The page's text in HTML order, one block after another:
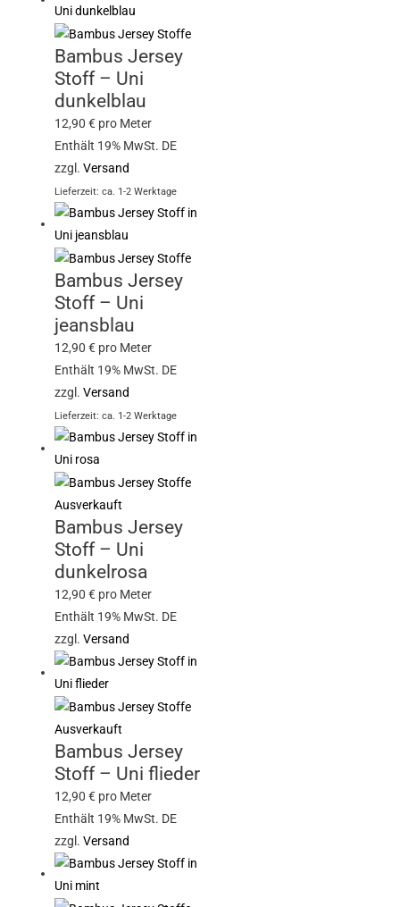
Bambus Jersey
Stoff – Uni
dunkelblau
12,90€ pro Meter
Enthält 19% MwSt. DE
zzgl.Versand
Lieferzeit: ca. 1-2 Werktage
Bambus Jersey
Stoff – Uni
jeansblau
12,90€ pro Meter
Enthält 19% MwSt. DE
zzgl.Versand
Lieferzeit: ca. 1-2 Werktage
Ausverkauft
Bambus Jersey
Stoff – Uni
dunkelrosa
12,90€ pro Meter
Enthält 19% MwSt. DE
zzgl.Versand
Ausverkauft
Bambus Jersey
Stoff – Uni flieder
12,90€ pro Meter
Enthält 19% MwSt. DE
zzgl.Versand